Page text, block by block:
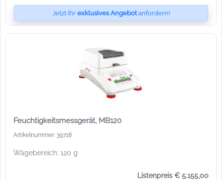
Jetzt Ihr exklusives Angebotanfordern!
Feuchtigkeitsmessgerät, MB120
Artikelnummer: 39718
Wägebereich: 120 g
Listenpreis € 5.155,00